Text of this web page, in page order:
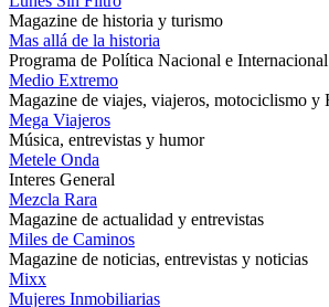
Magazine de historia y turismo
Mas allá de la historia
Programa de Política Nacional e Internacional
Medio Extremo
Magazine de viajes, viajeros, motociclismo y
Mega Viajeros
Música, entrevistas y humor
Metele Onda
Interes General
Mezcla Rara
Magazine de actualidad y entrevistas
Miles de Caminos
Magazine de noticias, entrevistas y noticias
Mixx
Mujeres Inmobiliarias